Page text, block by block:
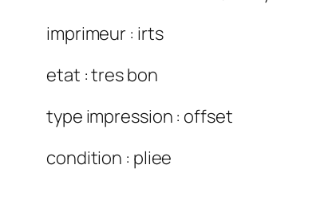
imprimeur : irts
etat : tres bon
type impression : offset
condition : pliee